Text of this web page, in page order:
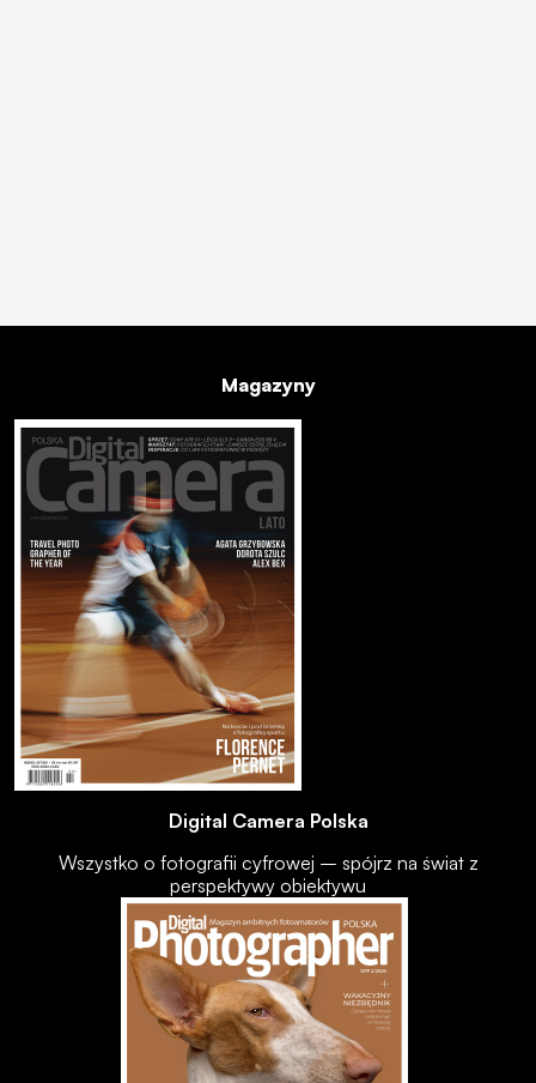
Magazyny
Digital Camera Polska
Wszystko o fotografii cyfrowej – spójrz na świat z
perspektywy obiektywu